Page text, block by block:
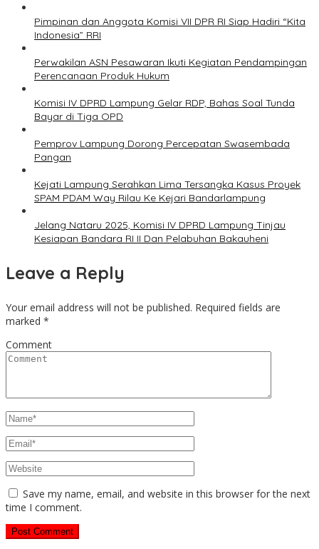
Pimpinan dan Anggota Komisi VII DPR RI Siap Hadiri “Kita
Indonesia” RRI
Perwakilan ASN Pesawaran Ikuti Kegiatan Pendampingan
Perencanaan Produk Hukum
Komisi IV DPRD Lampung Gelar RDP, Bahas Soal Tunda
Bayar di Tiga OPD
Pemprov Lampung Dorong Percepatan Swasembada
Pangan
Kejati Lampung Serahkan Lima Tersangka Kasus Proyek
SPAM PDAM Way Rilau Ke Kejari Bandarlampung
Jelang Nataru 2025, Komisi IV DPRD Lampung Tinjau
Kesiapan Bandara RI II Dan Pelabuhan Bakauheni
Leave a Reply
Your email address will not be published. Required fields are
marked *
Comment
Save my name, email, and website in this browser for the next
time I comment.